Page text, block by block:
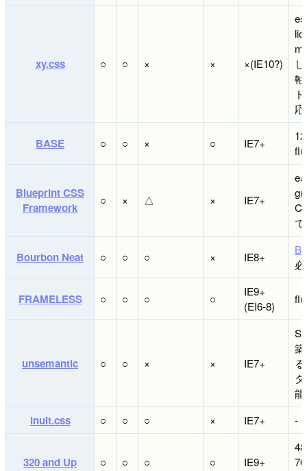
xy.css ○ ○ × × ×(IE10?)
BASE ○ ○ × ○ IE7+
Blueprint CSS
Framework
○ × △ × IE7+
Bourbon Neat ○ ○ ○ × IE8+
FRAMELESS ○ ○ ○ ○
IE9+
(EI6-8)
unsemantic ○ ○ × × IE7+
能
inuit.css ○ ○ ○ × IE7+ -
320 and Up ○ ○ ○ ○ IE9+